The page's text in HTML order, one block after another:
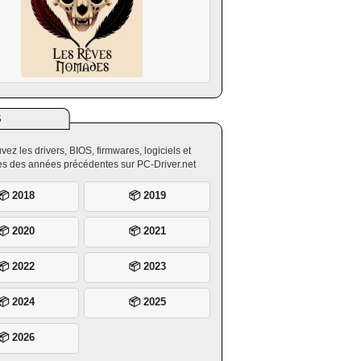
les drivers, BIOS, firmwares, logiciels et
des années précédentes sur PC-Driver.net
2018 📦 2019
2020 📦 2021
2022 📦 2023
2024 📦 2025
2026